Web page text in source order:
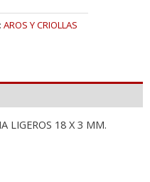
AROS Y CRIOLLAS
LIGEROS 18 X 3 MM.